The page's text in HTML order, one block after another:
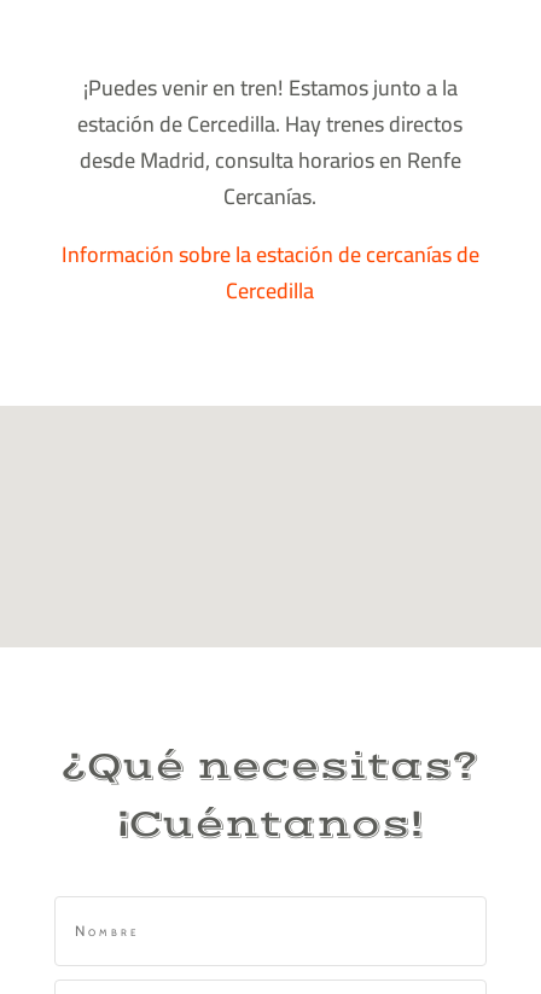
¡Puedes venir en tren! Estamos junto a la
estación de Cercedilla. Hay trenes directos
desde Madrid, consulta horarios en Renfe
Cercanías.
Información sobre la estación de cercanías de
Cercedilla
¿Qué necesitas?
¡Cuéntanos!